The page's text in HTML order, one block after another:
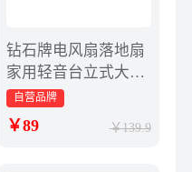
钻石牌电风扇落地扇
家用轻音台立式大风
力七叶电扇宿舍小型
强力BY
自营品牌
89 139.9